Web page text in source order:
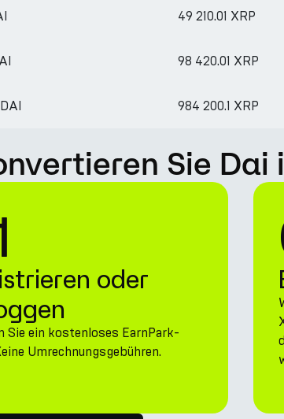
49 210.01 XRP
98 420.01 XRP
984 200.1 XRP
Sie
oder
Sie ein kostenloses EarnPark-
Umrechnungsgebühren.